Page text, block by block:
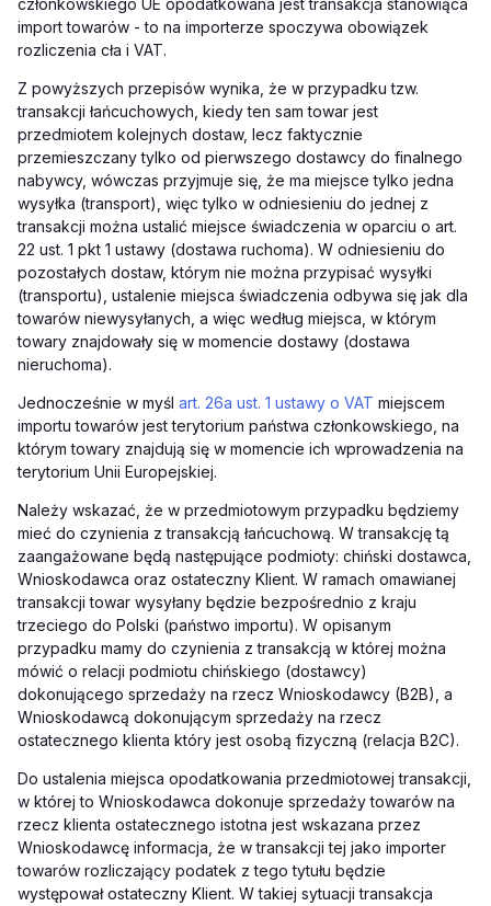
członkowskiego UE opodatkowana jest transakcja stanowiąca
import towarów - to na importerze spoczywa obowiązek
rozliczenia cła i VAT.
Z powyższych przepisów wynika, że w przypadku tzw.
transakcji łańcuchowych, kiedy ten sam towar jest
przedmiotem kolejnych dostaw, lecz faktycznie
przemieszczany tylko od pierwszego dostawcy do finalnego
nabywcy, wówczas przyjmuje się, że ma miejsce tylko jedna
wysyłka (transport), więc tylko w odniesieniu do jednej z
transakcji można ustalić miejsce świadczenia w oparciu o art.
22 ust. 1 pkt 1 ustawy (dostawa ruchoma). W odniesieniu do
pozostałych dostaw, którym nie można przypisać wysyłki
(transportu), ustalenie miejsca świadczenia odbywa się jak dla
towarów niewysyłanych, a więc według miejsca, w którym
towary znajdowały się w momencie dostawy (dostawa
nieruchoma).
Jednocześnie w myśl art. 26a ust. 1 ustawy o VAT miejscem
importu towarów jest terytorium państwa członkowskiego, na
którym towary znajdują się w momencie ich wprowadzenia na
terytorium Unii Europejskiej.
Należy wskazać, że w przedmiotowym przypadku będziemy
mieć do czynienia z transakcją łańcuchową. W transakcję tą
zaangażowane będą następujące podmioty: chiński dostawca,
Wnioskodawca oraz ostateczny Klient. W ramach omawianej
transakcji towar wysyłany będzie bezpośrednio z kraju
trzeciego do Polski (państwo importu). W opisanym
przypadku mamy do czynienia z transakcją w której można
mówić o relacji podmiotu chińskiego (dostawcy)
dokonującego sprzedaży na rzecz Wnioskodawcy (B2B), a
Wnioskodawcą dokonującym sprzedaży na rzecz
ostatecznego klienta który jest osobą fizyczną (relacja B2C).
Do ustalenia miejsca opodatkowania przedmiotowej transakcji,
w której to Wnioskodawca dokonuje sprzedaży towarów na
rzecz klienta ostatecznego istotna jest wskazana przez
Wnioskodawcę informacja, że w transakcji tej jako importer
towarów rozliczający podatek z tego tytułu będzie
występował ostateczny Klient. W takiej sytuacji transakcja